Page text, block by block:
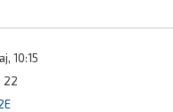
10:15
22